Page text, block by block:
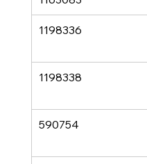
1198336
1198338
590754